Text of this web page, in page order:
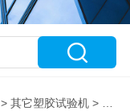
>其它塑胶试验机 > DC-3255塑料管压力试验机